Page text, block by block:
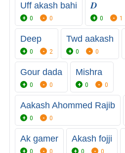
Uff akash bahi
0 0
𝑫
0 1
Deep
0 2
Twd aakash
0 0
Gour dada
0 0
Mishra
0 0
Aakash Ahommed Rajib
0 0
Ak gamer Akash fojji